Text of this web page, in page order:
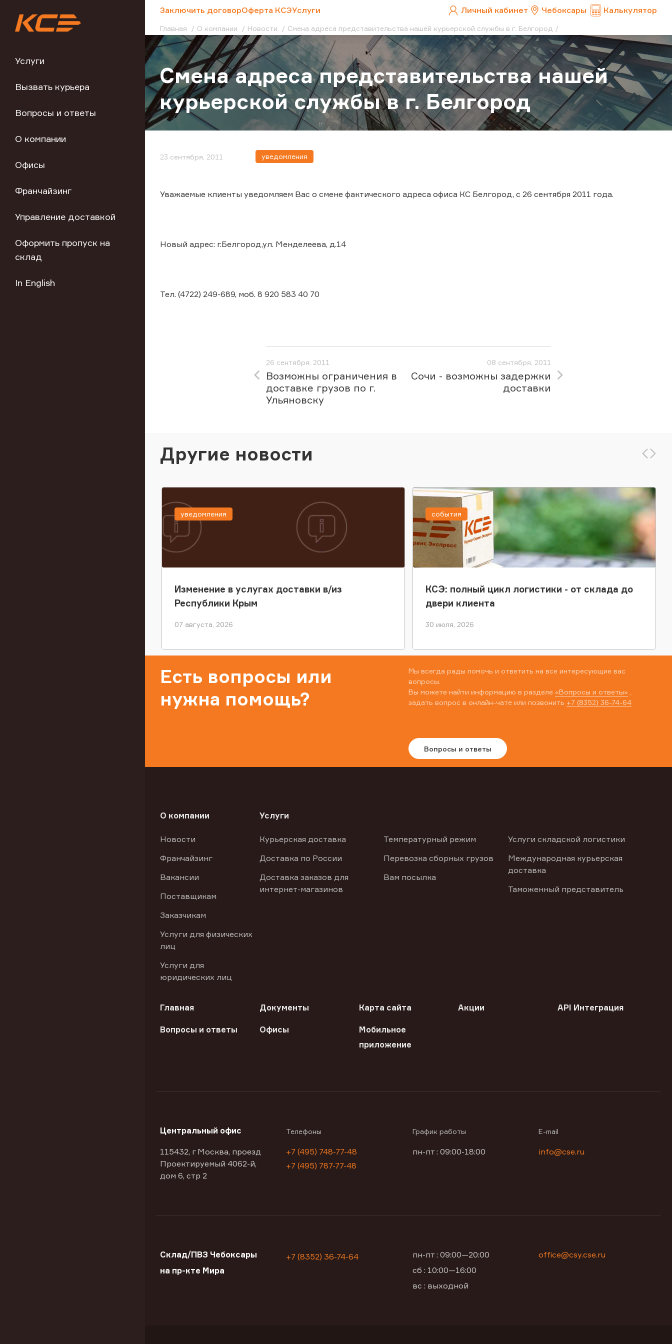
Услуги
Вызвать курьера
Вопросы и ответы
О компании
Офисы
Франчайзинг
Управление доставкой
Оформить пропуск на
склад
In English
Заключить договорОферта КСЭУслуги Личный кабинет Чебоксары Калькулятор
Главная О компании Новости Cмена адреса представительства нашей курьерской службы в г. Белгород
Cмена адреса представительства нашей
курьерской службы в г. Белгород
23 сентября, 2011 уведомления
Уважаемые клиенты уведомляем Вас о смене фактического адреса офиса КС Белгород, с 26 сентября 2011 года.
Новый адрес: г.Белгород,ул. Менделеева, д.14
Тел. (4722) 249-689, моб. 8 920 583 40 70
26 сентября, 2011
Возможны ограничения в
доставке грузов по г.
Ульяновску
08 сентября, 2011
Сочи - возможны задержки
доставки
Другие новости
Изменение в услугах доставки в/из
Республики Крым
07 августа, 2026
уведомления
КСЭ: полный цикл логистики - от склада до
двери клиента
30 июля, 2026
события
Есть вопросы или
нужна помощь?
Мы всегда рады помочь и ответить на все интересующие вас
вопросы.
Вы можете найти информацию в разделе «Вопросы и ответы»
задать вопрос в онлайн-чате или позвонить +7 (8352) 36-74-64
Вопросы и ответы
О компании
Новости
Франчайзинг
Вакансии
Поставщикам
Заказчикам
Услуги для физических
лиц
Услуги для
юридических лиц
Услуги
Курьерская доставка
Доставка по России
Доставка заказов для
интернет-магазинов
Температурный режим
Перевозка сборных грузов
Вам посылка
Услуги складской логистики
Международная курьерская
доставка
Таможенный представитель
Главная Документы Карта сайта Акции API Интеграция
Вопросы и ответы Офисы
Мобильное
приложение
Центральный офис
115432, г Москва, проезд
Проектируемый 4062-й,
дом 6, стр 2
Телефоны
+7 (495) 748-77-48
+7 (495) 787-77-48
График работы
пн-пт : 09:00-18:00
E-mail
info@cse.ru
Склад/ПВЗ Чебоксары
на пр-кте Мира
+7 (8352) 36-74-64
пн-пт : 09:00—20:00
сб : 10:00—16:00
вс : выходной
office@csy.cse.ru